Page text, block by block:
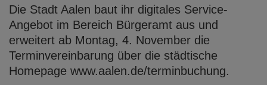
Die Stadt Aalen baut ihr digitales Service-
Angebot im Bereich Bürgeramt aus und
erweitert ab Montag, 4. November die
Terminvereinbarung über die städtische
Homepage www.aalen.de/terminbuchung.